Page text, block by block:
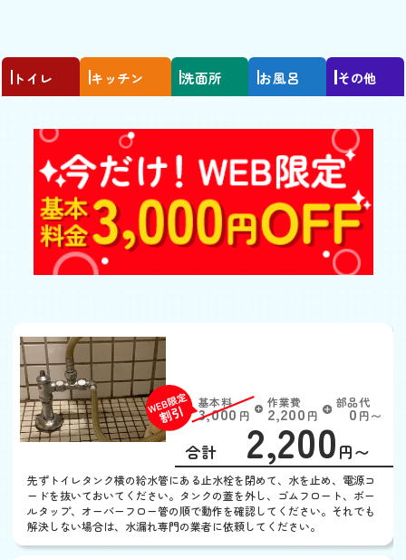
トイレ キッチン 洗面所 お風呂 その他
基本料
3,000 円 W
EB
限
定
割
引
作業費
2,200 円
部品代
0円〜
合計 2,200 円〜
先ずトイレタンク横の給水管にある止水栓を閉めて、水を止め、電源コ
ードを抜いておいてください。タンクの蓋を外し、ゴムフロート、ボー
ルタップ、オーバーフロー管の順で動作を確認してください。それでも
解決しない場合は、水漏れ専門の業者に依頼してください。